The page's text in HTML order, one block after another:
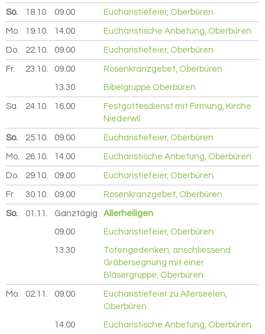
So. 18.10. 2026
09.00 Eucharistiefeier, Oberbüren
Mo. 19.10. 2026
14.00 Eucharistische Anbetung, Oberbüren
Do. 22.10. 2026
09.00 Eucharistiefeier, Oberbüren
Fr. 23.10. 2026
09.00 Rosenkranzgebet, Oberbüren
13.30 Bibelgruppe Oberbüren
Sa. 24.10. 2026
16.00
Festgottesdienst mit Firmung, Kirche
Niederwil
So. 25.10. 2026
09.00 Eucharistiefeier, Oberbüren
Mo. 26.10. 2026
14.00 Eucharistische Anbetung, Oberbüren
Do. 29.10. 2026
09.00 Eucharistiefeier, Oberbüren
Fr. 30.10. 2026
09.00 Rosenkranzgebet, Oberbüren
So. 01.11. 2026
Ganztägig Allerheiligen
09.00 Eucharistiefeier, Oberbüren
13.30
Totengedenken, anschliessend
Gräbersegnung mit einer
Bläsergruppe, Oberbüren
Mo. 02.11. 2026
09.00
Eucharistiefeier zu Allerseelen,
Oberbüren
14.00 Eucharistische Anbetung, Oberbüren